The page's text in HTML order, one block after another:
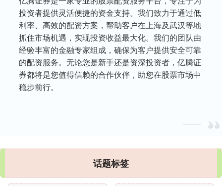
投资者提供灵活便捷的资金支持。我们致力于通过低
利率、高效的配资方案，帮助客户在上海及武汉等地
抓住市场机遇，实现投资收益最大化。我们的团队由
经验丰富的金融专家组成，确保为客户提供安全可靠
的配资服务。无论您是新手还是资深投资者，亿腾证
券都将是您值得信赖的合作伙伴，助您在股票市场中
稳步前行。
话题标签